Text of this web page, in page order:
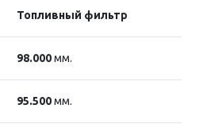
Топливный фильтр
98.000мм.
95.500мм.